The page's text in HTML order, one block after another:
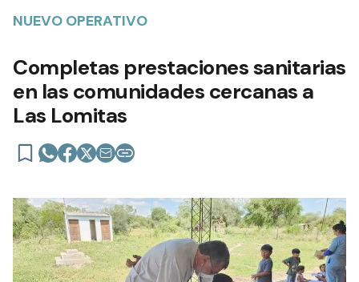
NUEVO OPERATIVO
Completas prestaciones sanitarias
en las comunidades cercanas a
Las Lomitas